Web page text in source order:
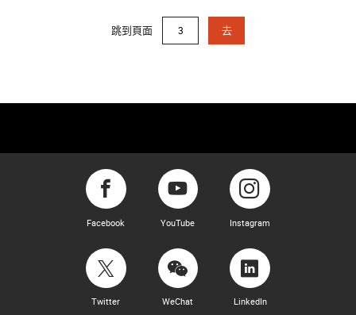
科技的獨特表演藝術之旅！
灣仔本部：上午十時至下午五時
園，額滿即止。
下載節目表
跳到頁面 去
Facebook YouTube Instagram
Twitter WeChat LinkedIn